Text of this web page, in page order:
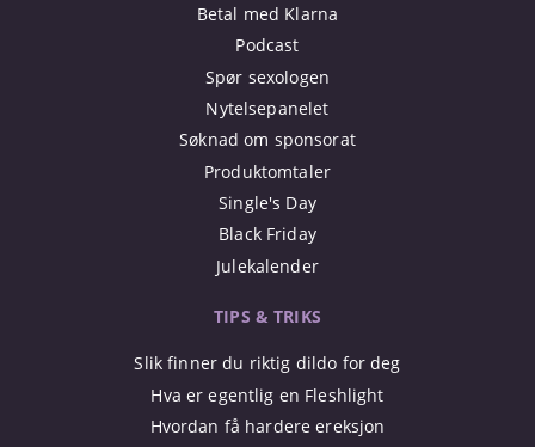
Betal med Klarna
Podcast
Spør sexologen
Nytelsepanelet
Søknad om sponsorat
Produktomtaler
Single's Day
Black Friday
Julekalender
TIPS & TRIKS
Slik finner du riktig dildo for deg
Hva er egentlig en Fleshlight
Hvordan få hardere ereksjon